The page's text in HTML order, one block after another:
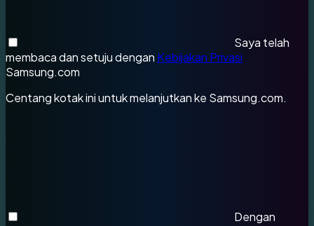
Saya telah
membaca dan setuju dengan Kebijakan Privasi
Samsung.com
Centang kotak ini untuk melanjutkan ke Samsung.com.
Dengan